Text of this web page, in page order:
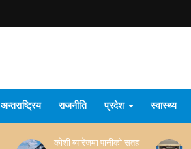
अन्तराष्ट्रिय राजनीति प्रदेश स्वास्थ्य
कोशी ब्यारेजमा पानीको सतह